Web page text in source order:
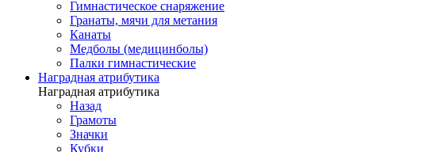
Гимнастическое снаряжение
Гранаты, мячи для метания
Канаты
Медболы (медицинболы)
Палки гимнастические
Наградная атрибутика
Наградная атрибутика
Назад
Грамоты
Значки
Кубки